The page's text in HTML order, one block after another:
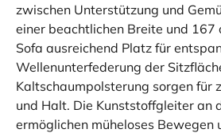
zwischen Unterstützung und
einer beachtlichen Breite und 167
Sofa ausreichend Platz für
Wellenunterfederung der
Kaltschaumpolsterung sorgen für
und Halt. Die Kunststoffgleiter an
ermöglichen müheloses Bewegen